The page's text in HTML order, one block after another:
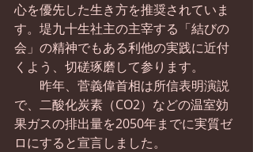
心を優先した生き方を推奨されていま
す。堤九十生社主の主宰する「結びの
会」の精神でもある利他の実践に近付
くよう、切磋琢磨して参ります。
昨年、菅義偉首相は所信表明演説
で、二酸化炭素（CO2）などの温室効
果ガスの排出量を2050年までに実質ゼ
ロにすると宣言しました。